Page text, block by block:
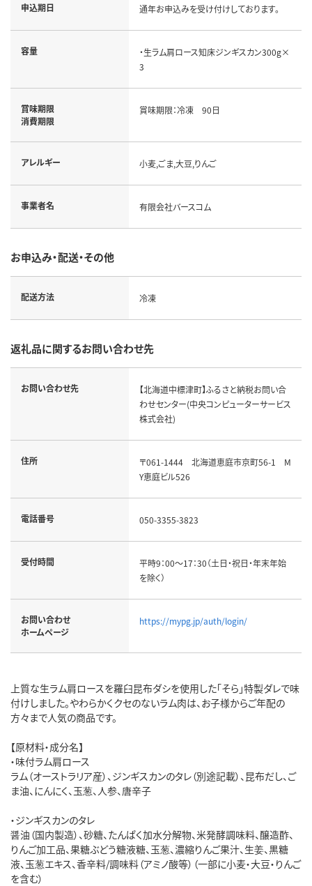
申込期日 通年お申込みを受け付けしております。
容量
・生ラム肩ロース知床ジンギスカン300g×
3
賞味期限
消費期限
賞味期限：冷凍 90日
アレルギー 小麦,ごま,大豆,りんご
事業者名 有限会社バースコム
お申込み・配送・その他
配送方法 冷凍
返礼品に関するお問い合わせ先
お問い合わせ先
【北海道中標津町】ふるさと納税お問い合
わせセンター(中央コンピューターサービス
株式会社)
住所
〒061-1444 北海道恵庭市京町56-1 M
Y恵庭ビル526
電話番号 050-3355-3823
受付時間
平時9：00～17：30（土日・祝日・年末年始
を除く）
お問い合わせ
ホームページ
https://mypg.jp/auth/login/
上質な生ラム肩ロースを羅臼昆布ダシを使用した「そら」特製ダレで味
付けしました。やわらかくクセのないラム肉は、お子様からご年配の
方々まで人気の商品です。
【原材料・成分名】
・味付ラム肩ロース
ラム（オーストラリア産）、ジンギスカンのタレ（別途記載）、昆布だし、ご
ま油、にんにく、玉葱、人参、唐辛子
・ジンギスカンのタレ
醤油（国内製造）、砂糖、たんぱく加水分解物、米発酵調味料、醸造酢、
りんご加工品、果糖ぶどう糖液糖、玉葱、濃縮りんご果汁、生姜、黒糖
液、玉葱エキス、香辛料/調味料（アミノ酸等）（一部に小麦・大豆・りんご
を含む）